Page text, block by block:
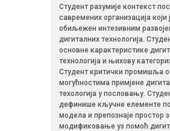
Студент разумије контекст
савремених организација који
обиљежен интезивним
дигиталних технологија.
основне карактеристике
технологија и њихову
Студент критички промишља о
могућностима примјене
техологија у пословању.
дефинише кључне елементе
модела и препознаје простор
модификовање уз помоћ